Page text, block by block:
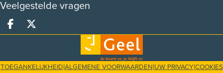
Veelgestelde vragen
Deel op facebook
Deel op X
TOEGANKELIJKHEID|ALGEMENE VOORWAARDEN|UW PRIVACY|COOKIES